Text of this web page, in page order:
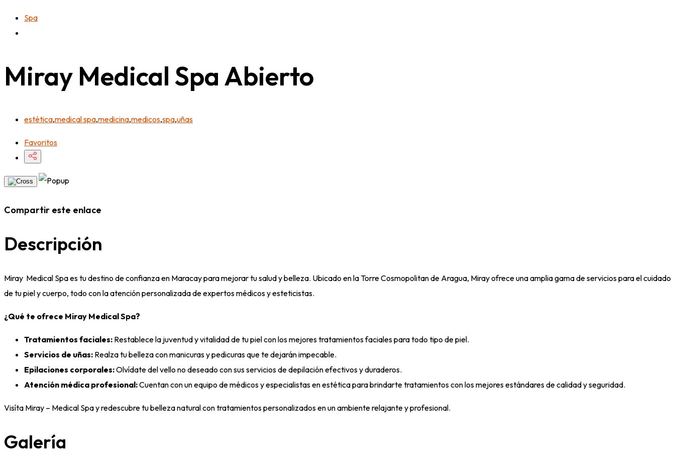
Spa
Miray Medical SpaAbierto
estética,medical spa,medicina,medicos,spa,uñas
Favoritos
Compartir este enlace
Descripción
Miray Medical Spa es tu destino de confianza en Maracay para mejorar tu salud y belleza. Ubicado en la Torre Cosmopolitan de Aragua, Miray ofrece una amplia gama de servicios para el cuidado
de tu piel y cuerpo, todo con la atención personalizada de expertos médicos y esteticistas.
¿Qué te ofrece Miray Medical Spa?
Tratamientos faciales: Restablece la juventud y vitalidad de tu piel con los mejores tratamientos faciales para todo tipo de piel.
Servicios de uñas: Realza tu belleza con manicuras y pedicuras que te dejarán impecable.
Epilaciones corporales:Olvídate del vello no deseado con sus servicios de depilación efectivos y duraderos.
Atención médica profesional:Cuentan con un equipo de médicos y especialistas en estética para brindarte tratamientos con los mejores estándares de calidad y seguridad.
Visíta Miray – Medical Spa y redescubre tu belleza natural con tratamientos personalizados en un ambiente relajante y profesional.
Galería